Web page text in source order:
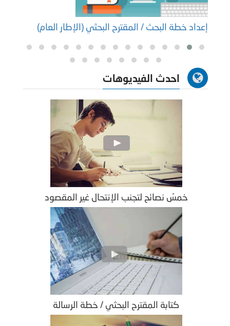
إعداد خطة البحث / المقترح البحثي (الإطار العام)
احدث الفيديوهات
خمسُ نصائح لتجنب الإنتحال غير المقصود
كتابة المقترح البحثي / خطة الرسالة